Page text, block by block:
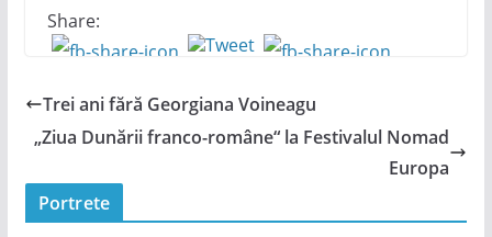
Share:
Trei ani fără Georgiana Voineagu
„Ziua Dunării franco-române“ la Festivalul Nomad
Europa
Portrete